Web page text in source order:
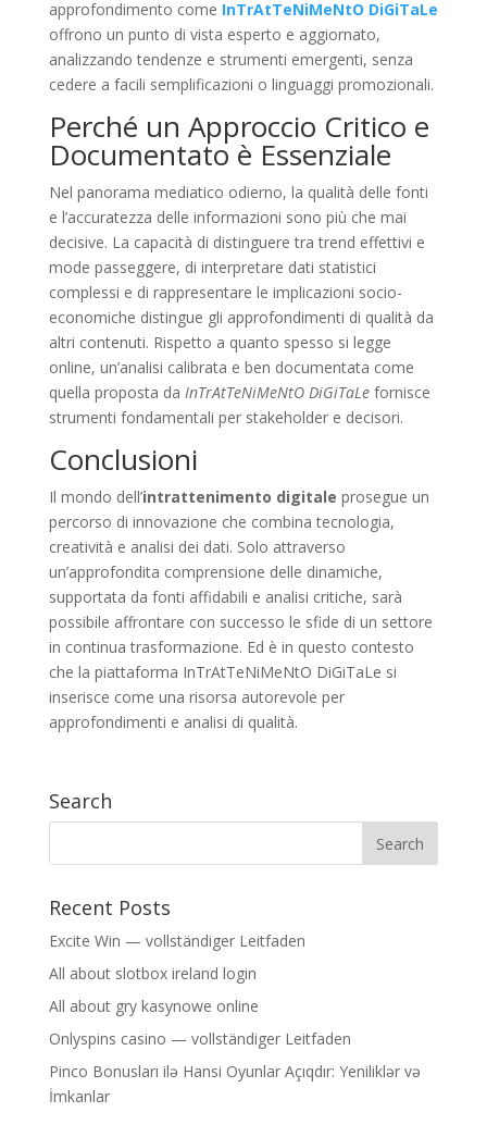
approfondimento come InTrAtTeNiMeNtO DiGiTaLe
offrono un punto di vista esperto e aggiornato,
analizzando tendenze e strumenti emergenti, senza
cedere a facili semplificazioni o linguaggi promozionali.
Perché un Approccio Critico e
Documentato è Essenziale
Nel panorama mediatico odierno, la qualità delle fonti
e l’accuratezza delle informazioni sono più che mai
decisive. La capacità di distinguere tra trend effettivi e
mode passeggere, di interpretare dati statistici
complessi e di rappresentare le implicazioni socio-
economiche distingue gli approfondimenti di qualità da
altri contenuti. Rispetto a quanto spesso si legge
online, un’analisi calibrata e ben documentata come
quella proposta da InTrAtTeNiMeNtO DiGiTaLefornisce
strumenti fondamentali per stakeholder e decisori.
Conclusioni
Il mondo dell’intrattenimento digitale prosegue un
percorso di innovazione che combina tecnologia,
creatività e analisi dei dati. Solo attraverso
un’approfondita comprensione delle dinamiche,
supportata da fonti affidabili e analisi critiche, sarà
possibile affrontare con successo le sfide di un settore
in continua trasformazione. Ed è in questo contesto
che la piattaforma InTrAtTeNiMeNtO DiGiTaLe si
inserisce come una risorsa autorevole per
approfondimenti e analisi di qualità.
Search
Recent Posts
Excite Win — vollständiger Leitfaden
All about slotbox ireland login
All about gry kasynowe online
Onlyspins casino — vollständiger Leitfaden
Pinco Bonusları ilə Hansi Oyunlar Açıqdır: Yeniliklər və
İmkanlar